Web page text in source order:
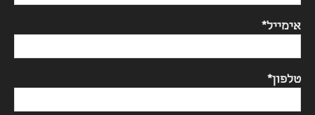
אימייל*
טלפון*